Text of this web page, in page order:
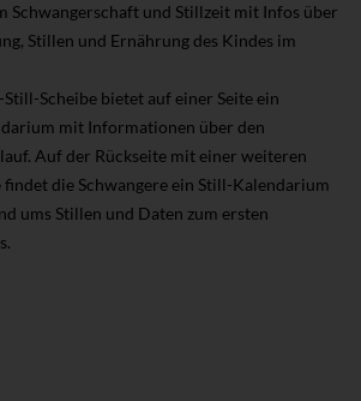
Schwangerschaft und Stillzeit mit Infos über
Stillen und Ernährung des Kindes im
Scheibe bietet auf einer Seite ein
mit Informationen über den
Auf der Rückseite mit einer weiteren
die Schwangere ein Still-Kalendarium
ums Stillen und Daten zum ersten